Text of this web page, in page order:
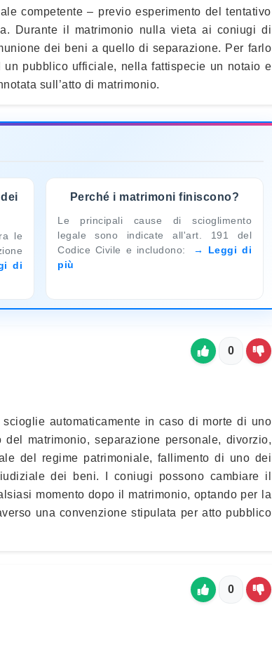
competente – previo esperimento del tentativo
Durante il matrimonio nulla vieta ai coniugi di
dei beni a quello di separazione. Per farlo
pubblico ufficiale, nella fattispecie un notaio e
sull’atto di matrimonio.
le
di
Perché i matrimoni finiscono?
Le principali cause di scioglimento
legale sono indicate all'art. 191 del
Codice Civile e includono:
Leggi di
più
0
automaticamente in caso di morte di uno
matrimonio, separazione personale, divorzio,
del regime patrimoniale, fallimento di uno dei
dei beni. I coniugi possono cambiare il
momento dopo il matrimonio, optando per la
una convenzione stipulata per atto pubblico
0